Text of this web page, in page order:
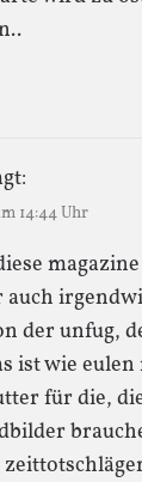
14:44 Uhr
der unfug,
ist wie
für die,